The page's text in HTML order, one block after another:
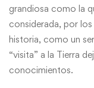
grandiosa como la
considerada, por
historia, como un
“visita” a la Tierra
conocimientos.